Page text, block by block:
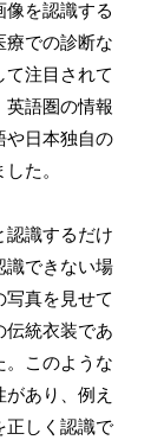
像を認識する
療での診断な
て注目されて
英語圏の情報
や日本独自の
た。
認識するだけ
識できない場
写真を見せて
伝統衣装であ
。このような
あり、例え
正しく認識で